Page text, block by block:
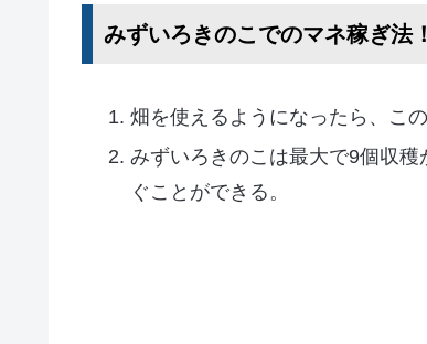
みずいろきのこでのマネ稼ぎ法！
畑を使えるようになったら、こ
みずいろきのこは最大で9個収
ぐことができる。